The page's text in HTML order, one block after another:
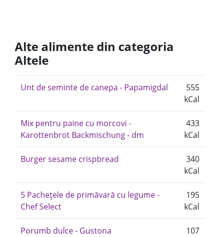
Alte alimente din categoria
Altele
Unt de seminte de canepa - Papamigdal
555
kCal
Mix pentru paine cu morcovi -
Karottenbrot Backmischung - dm
433
kCal
Burger sesame crispbread
340
kCal
5 Pachețele de primăvară cu legume -
Chef Select
195
kCal
Porumb dulce - Gustona
107